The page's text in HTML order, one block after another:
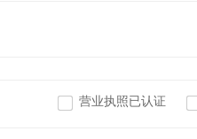
营业执照已认证